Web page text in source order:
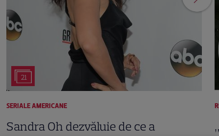
21
SERIALE AMERICANE
Sandra Oh dezvăluie de ce a